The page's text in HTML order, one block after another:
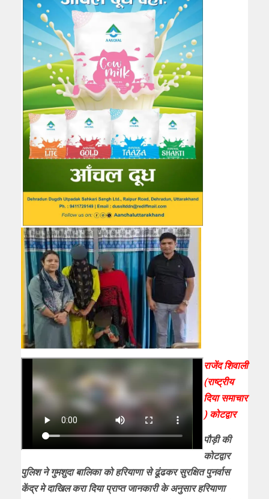
राजेंद शिवाली
(राष्ट्रीय
दिया समाचार
) कोटद्वार
पौड़ी की
कोटद्वार
पुलिश ने गुमशुदा बालिका को हरियाणा से ढूंढकर सुरक्षितपुनर्वास
केंद्र मे दाखिल करा दिया प्राप्त जानकारी के अनुसारहरियाणा